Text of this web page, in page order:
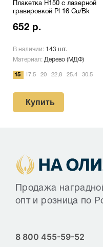
Плакетка H150 с лазерной
гравировкой Pl 16 Cu/Bk
652 р.
В наличии: 143 шт.
Материал: Дерево (МДФ)
15 17.5 20 22,8 25.4 30.5
Купить
Продажа
опт и розница по
8 800 455-59-52